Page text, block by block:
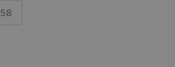
Última página 58
58